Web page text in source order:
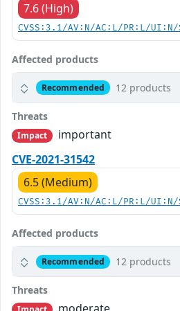
7.6 (High)
CVSS:3.1/AV:N/AC:L/PR:L/
Affected products
Recommended 12 products
Threats
Impact
important
CVE-2021-31542
6.5 (Medium)
CVSS:3.1/AV:N/AC:L/PR:L/
Affected products
Recommended 12 products
Threats